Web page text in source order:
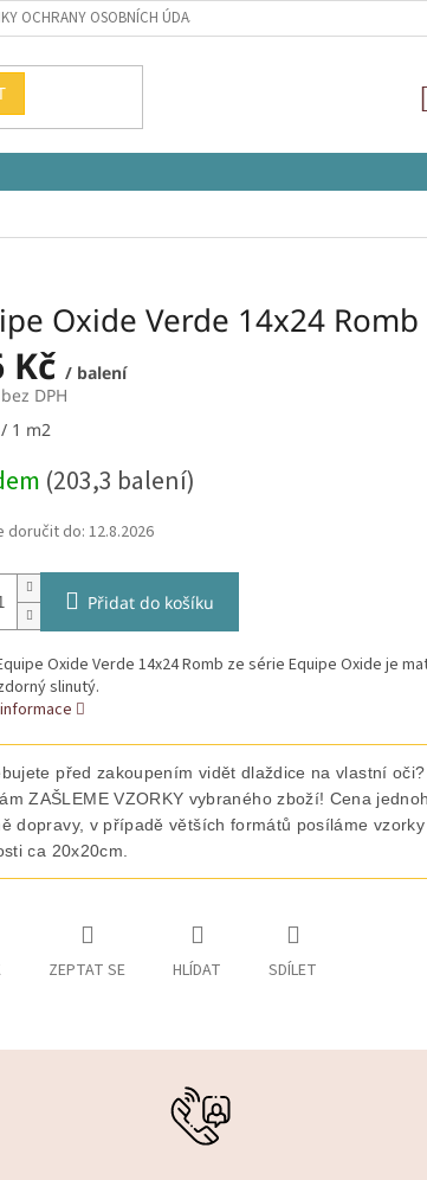
OCHRANY OSOBNÍCH ÚDAJŮ
Oxide Verde 14x24 Romb
Kč / balení
DPH
1 m2
(203,3 balení)
doručit do: 12.8.2026
Přidat do košíku
Oxide Verde 14x24 Romb ze série Equipe Oxide je
slinutý.
před zakoupením vidět dlaždice na vlastní
ZAŠLEME VZORKY vybraného zboží! Cena
dopravy, v případě větších formátů posíláme
ca 20x20cm.
ZEPTAT SE HLÍDAT SDÍLET